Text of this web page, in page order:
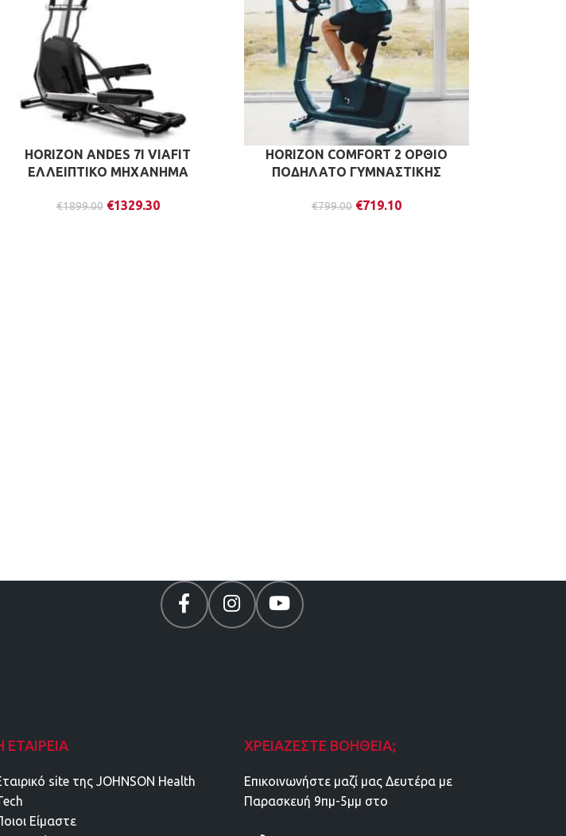
HORIZON ANDES 7I VIAFIT
ΕΛΛΕΙΠΤΙΚΟ ΜΗΧΑΝΗΜΑ
€1899.00 €1329.30
HORIZON COMFORT 2 ΟΡΘΙΟ
ΠΟΔΗΛΑΤΟ ΓΥΜΝΑΣΤΙΚΗΣ
€799.00 €719.10
ΕΤΑΙΡΕΊΑ
site της JOHNSON Health
Είμαστε
ΧΡΕΙΆΖΕΣΤΕ ΒΟΉΘΕΙΑ;
Επικοινωνήστε μαζί μας Δευτέρα με
Παρασκευή 9πμ-5μμ στο